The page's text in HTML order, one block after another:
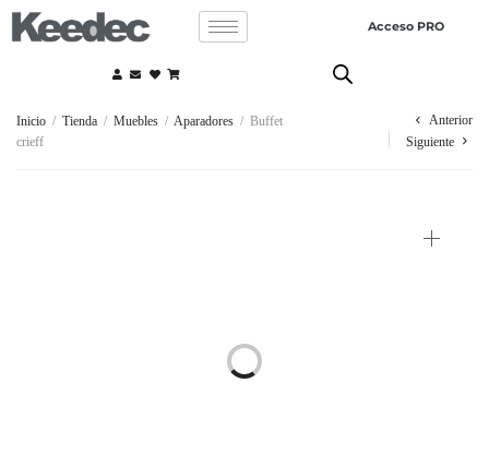
Acceso PRO
Inicio / Tienda / Muebles / Aparadores / Buffet
crieff
Anterior
Siguiente